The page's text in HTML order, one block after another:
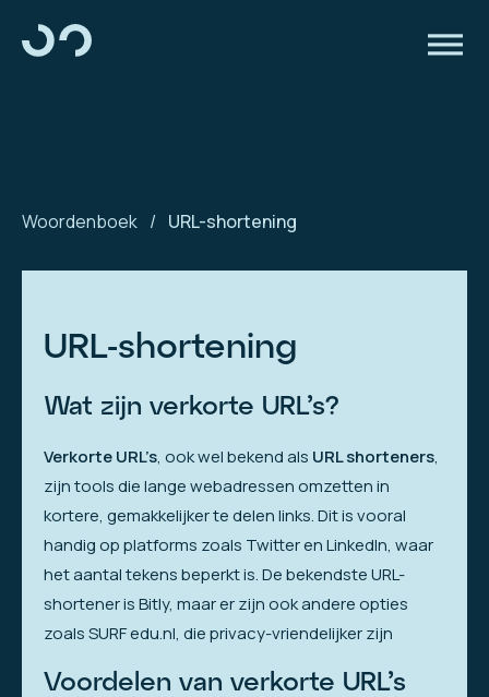
Woordenboek / URL-shortening
URL-shortening
Wat zijn verkorte URL’s?
Verkorte URL’s, ook wel bekend als URL shorteners,
zijn tools die lange webadressen omzetten in
kortere, gemakkelijker te delen links. Dit is vooral
handig op platforms zoals Twitter en LinkedIn, waar
het aantal tekens beperkt is. De bekendste URL-
shortener is Bitly, maar er zijn ook andere opties
zoals SURF edu.nl, die privacy-vriendelijker zijn
Voordelen van verkorte URL’s